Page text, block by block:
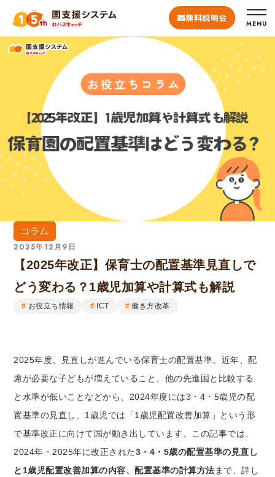
無料説明会
MENU
コラム
2025年12月9日
【2025年改正】保育士の配置基準見直しで
どう変わる？1歳児加算や計算式も解説
お役立ち情報 ICT 働き方改革
2025年度、見直しが進んでいる保育士の配置基準。近年、配
慮が必要な子どもが増えていること、他の先進国と比較する
と水準が低いことなどから、2024年度には3・4・5歳児の配
置基準の見直し、1歳児では「1歳児配置改善加算」という形
で基準改正に向けて国が動き出しています。この記事では、
2024年・2025年に改正された3・4・5歳の配置基準の見直し
と1歳児配置改善加算の内容、配置基準の計算方法 まで、詳し